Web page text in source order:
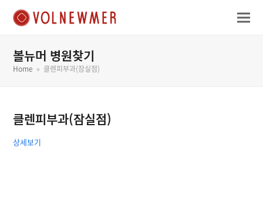
볼뉴머 병원찾기
Home » 클렌피부과(잠실점)
클렌피부과(잠실점)
상세보기